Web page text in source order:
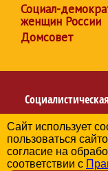
Социал-
женщин России
Домсовет
Региональное
Сайт использует
пользоваться
согласие на
соответствии с